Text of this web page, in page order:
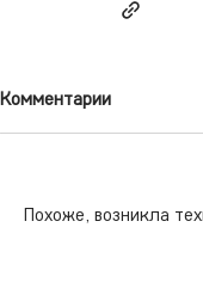
Комментарии
Похоже, возникла